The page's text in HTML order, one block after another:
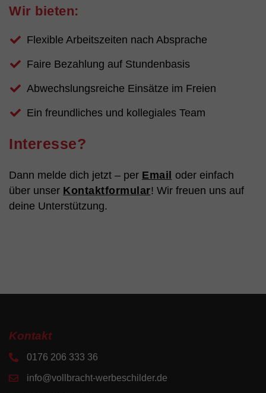
Wir bieten:
Flexible Arbeitszeiten nach Absprache
Faire Bezahlung auf Stundenbasis
Abwechslungsreiche Einsätze im Freien
Ein freundliches und kollegiales Team
Interesse?
Dann melde dich jetzt – per Email
oder einfach
über unser Kontaktformular! Wir freuen uns auf
deine Unterstützung.
Kontakt
0176 206 333 36
info@vollbracht-werbeschilder.de